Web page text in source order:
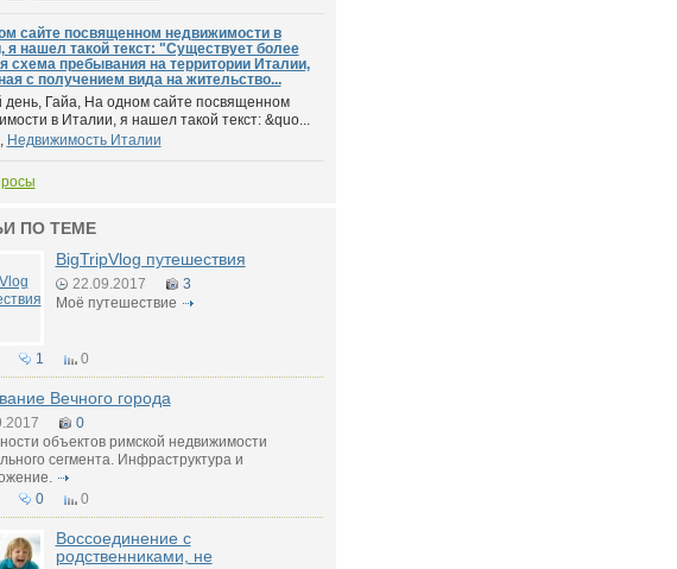
сайте посвященном недвижимости в
я нашел такой текст: "Существует более
схема пребывания на территории Италии,
с получением вида на жительство...
Гайа, На одном сайте посвященном
в Италии, я нашел такой текст: &quo...
, Недвижимость Италии
ПО ТЕМЕ
BigTripVlog путешествия
22.09.2017
3
Моё путешествие
1 0
Вечного города
0
объектов римской недвижимости
сегмента. Инфраструктура и
0 0
Воссоединение с
родственниками, не